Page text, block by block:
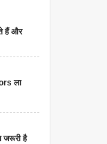
हैं और
ला
जरूरी है